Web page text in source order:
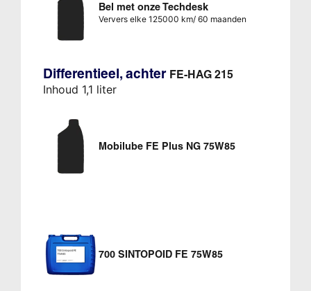
Bel met onze Techdesk
Ververs elke 125000 km/ 60 maanden
Differentieel, achter FE-HAG 215
Inhoud 1,1 liter
Mobilube FE Plus NG 75W85
700 SINTOPOID FE 75W85